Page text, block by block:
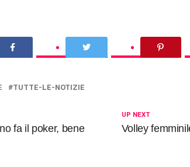
TUTTE-LE-NOTIZIE
UP NEXT
Volley
fa il poker, bene